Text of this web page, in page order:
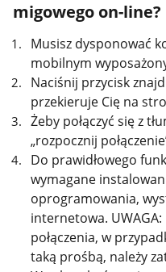
migowego on-line?
Musisz dysponować
mobilnym
Naciśnij przycisk
przekieruje Cię na
Żeby połączyć się z
„rozpocznij
Do prawidłowego
wymagane
oprogramowania,
internetowa.
połączenia, w
taką prośbą, należy